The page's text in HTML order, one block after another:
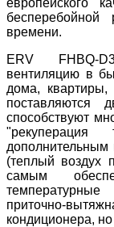
бесперебойной
времени.
ERV FHBQ-
вентиляцию в
дома,
поставляются
способствуют
дополнительным
(теплый воздух
самым
приточно-
кондиционера,